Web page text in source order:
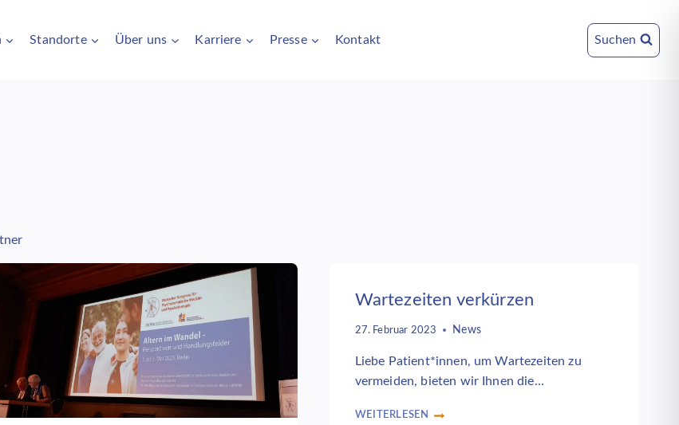
Standorte Über uns Karriere Presse Kontakt Suchen
Wartezeiten verkürzen
27. Februar 2023 News
Liebe Patient*innen, um Wartezeiten zu
vermeiden, bieten wir Ihnen die…
WEITERLESEN